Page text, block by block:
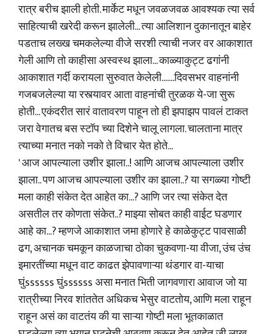
रात्र बरीच झाली होती. मार्केट मधून जवळजवळ आवश्यक त्या सर्व
साहित्याची खरेदी करून झालेली... त्या आलिशान दुकानातून बाहेर
पडताच लख्ख चमकलेल्या वीजे सरशी त्याची नजर वर आकाशात
गेली आणि तो काहीसा अस्वस्थ झाला... काळ्याकुट्ट ढगांनी
आकाशात गर्दी करायला सुरुवात केलेली.......दिवसभर वाहनांनी
गजबजलेल्या या रस्त्यावर आता वाहनांची तुरळक ये-जा सुरू
होती... एकंदरीत सारं वातावरण पाहून तो ही झपाझप पावलं टाकत
जरा वेगातच बस स्टॉप च्या दिशेने चालू लागला. चालताना मात्र
त्याच्या मनात नको नको ते विचार येत होते...
' आज आपल्याला उशीर झाला..! आणि आजच आपल्याला उशीर
झाला.. पण आजच आपल्याला उशीर का झाला..? या सगळ्या गोष्टी
मला काही संकेत देत आहेत का...? आणि जर त्या संकेत देत
असतील तर कोणता संकेत..? माझ्या सोबत काही वाईट घडणार
आहे का...? म्हणजे आकाशात जमा होणारे हे काळेकुट्ट पावसाळी
ढग, अचानक चमकून काळजाचा ठोका चुकवणा-या वीजा, उंच उंच
इमारतींच्या मधून वाट काढत झेपावणाऱ्या थंडगार वा-याचा
घुंssssss घुंssssss असा मनात भिती जागवणारा आवाज जो या
रात्रीच्या निरव शांततेत अधिकच भेसुर वाटतोय, आणि मला राहून
राहून असं का वाटतंय की या साऱ्या गोष्टी मला भूतकाळात